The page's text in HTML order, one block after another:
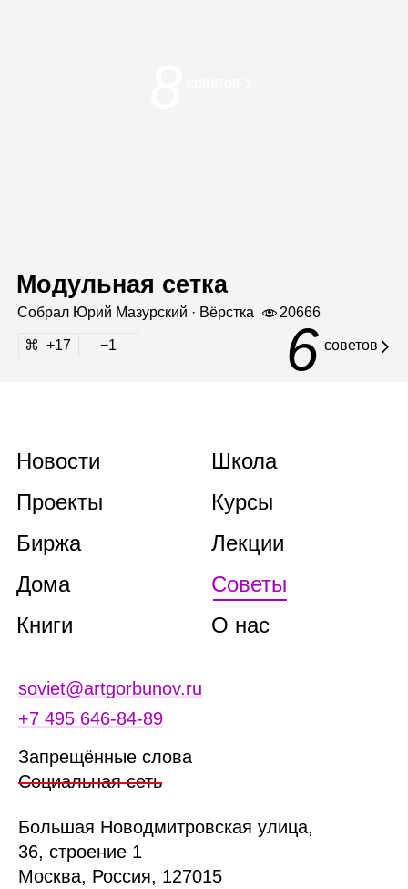
Модульная сетка
Собрал Юрий Мазур­ский · Вёрстка 20666
17 1 6 советов
Новости
Проекты
Биржа
Дома
Книги
Школа
Курсы
Лекции
Советы
О нас
soviet@artgorbunov.ru
+7 495 646‑84‑89
Запрещённые слова
Социальная сеть
Большая Новодмитровская улица,
36, строение 1
Москва, Россия, 127015